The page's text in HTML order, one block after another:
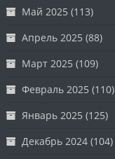
Май 2025 (113)
Апрель 2025 (88)
Март 2025 (109)
Февраль 2025 (110)
Январь 2025 (125)
Декабрь 2024 (104)